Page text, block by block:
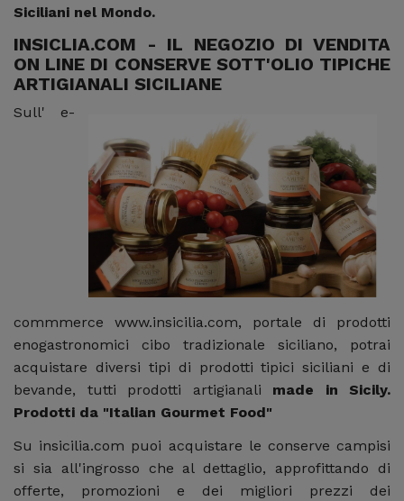
Siciliani nel Mondo.
INSICLIA.COM - IL NEGOZIO DI VENDITA
ON LINE DI CONSERVE SOTT'OLIO TIPICHE
ARTIGIANALI SICILIANE
Sull' e-
commmerce www.insicilia.com, portale di prodotti
enogastronomici cibo tradizionale siciliano, potrai
acquistare diversi tipi di prodotti tipici siciliani e di
bevande, tutti prodotti artigianali made in Sicily.
Prodotti da "Italian Gourmet Food"
Su insicilia.com puoi acquistare le conserve campisi
si sia all'ingrosso che al dettaglio, approfittando di
offerte, promozioni e dei migliori prezzi dei